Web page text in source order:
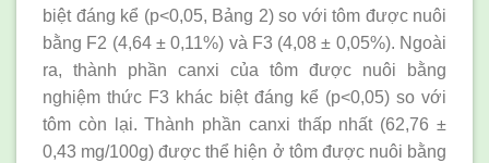
biệt đáng kể (p<0,05, Bảng 2) so với tôm được nuôi
bằng F2 (4,64 ± 0,11%) và F3 (4,08 ± 0,05%). Ngoài
ra, thành phần canxi của tôm được nuôi bằng
nghiệm thức F3 khác biệt đáng kể (p<0,05) so với
tôm còn lại. Thành phần canxi thấp nhất (62,76 ±
0,43 mg/100g) được thể hiện ở tôm được nuôi bằng